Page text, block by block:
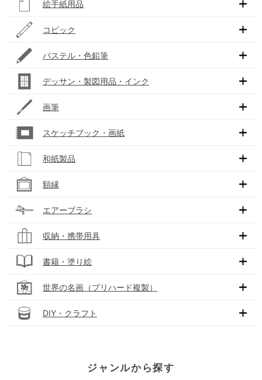
絵手紙用品
コピック
パステル・色鉛筆
デッサン・製図用品・インク
画筆
スケッチブック・画紙
和紙製品
額縁
エアーブラシ
収納・携帯用具
書籍・塗り絵
世界の名画（プリハード複製）
DIY・クラフト
ジャンルから探す